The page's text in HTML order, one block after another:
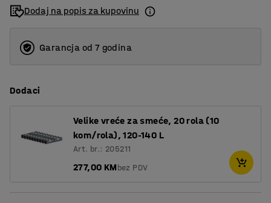
Dodaj na popis za kupovinu
Garancja od 7 godina
Dodaci
Velike vreće za smeće, 20 rola (10
kom/rola), 120-140 L
Art. br.: 205211
277,00 KMbez PDV